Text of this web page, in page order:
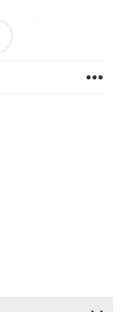
preferable
des choses
c'est ca..." Je
une autre